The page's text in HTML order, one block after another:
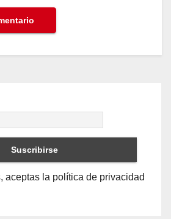
aceptas la política de privacidad